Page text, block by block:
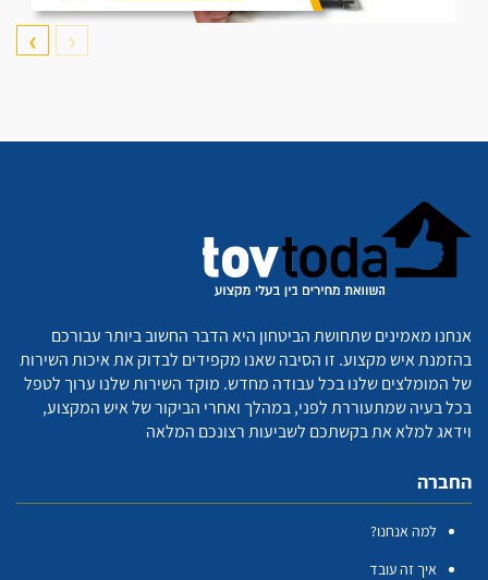
❮
❯
אנחנו מאמינים שתחושת הביטחון היא הדבר החשוב ביותר עבורכם
בהזמנת איש מקצוע. זו הסיבה שאנו מקפידים לבדוק את איכות השירות
של המומלצים שלנו בכל עבודה מחדש. מוקד השירות שלנו ערוך לטפל
בכל בעיה שמתעוררת לפני, במהלך ואחרי הביקור של איש המקצוע,
וידאג למלא את בקשתכם לשביעות רצונכם המלאה
החברה
למה אנחנו?
איך זה עובד